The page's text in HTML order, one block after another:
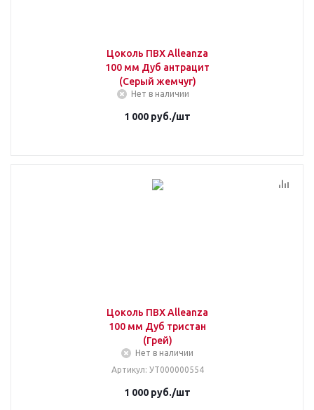
Цоколь ПВХ Alleanza
100 мм Дуб антрацит
(Серый жемчуг)
Нет в наличии
1 000 руб./шт
Цоколь ПВХ Alleanza
100 мм Дуб тристан
(Грей)
Нет в наличии
Артикул: УТ000000554
1 000 руб./шт